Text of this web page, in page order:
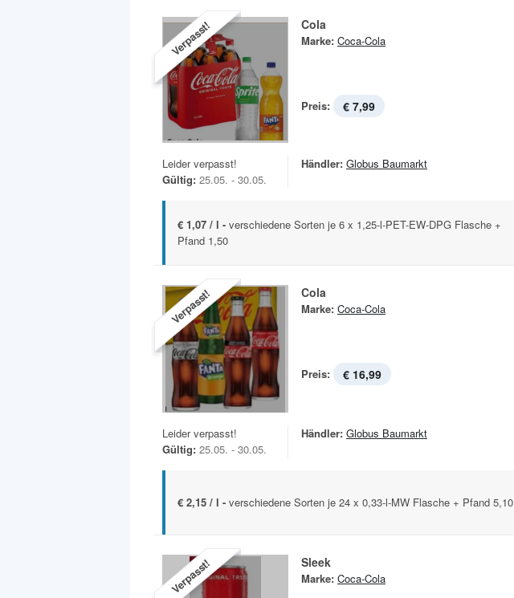
Verpasst! Cola
Marke: Coca-Cola
Preis: € 7,99
Leider verpasst!
Gültig: 25.05. - 30.05.
Händler: Globus Baumarkt
€ 1,07 / l - verschiedene Sorten je 6 x 1,25-l-PET-EW-DPG Flasche +
Pfand 1,50
Verpasst! Cola
Marke: Coca-Cola
Preis: € 16,99
Leider verpasst!
Gültig: 25.05. - 30.05.
Händler: Globus Baumarkt
€ 2,15 / l - verschiedene Sorten je 24 x 0,33-l-MW Flasche + Pfand 5,10
Verpasst! Sleek
Marke: Coca-Cola